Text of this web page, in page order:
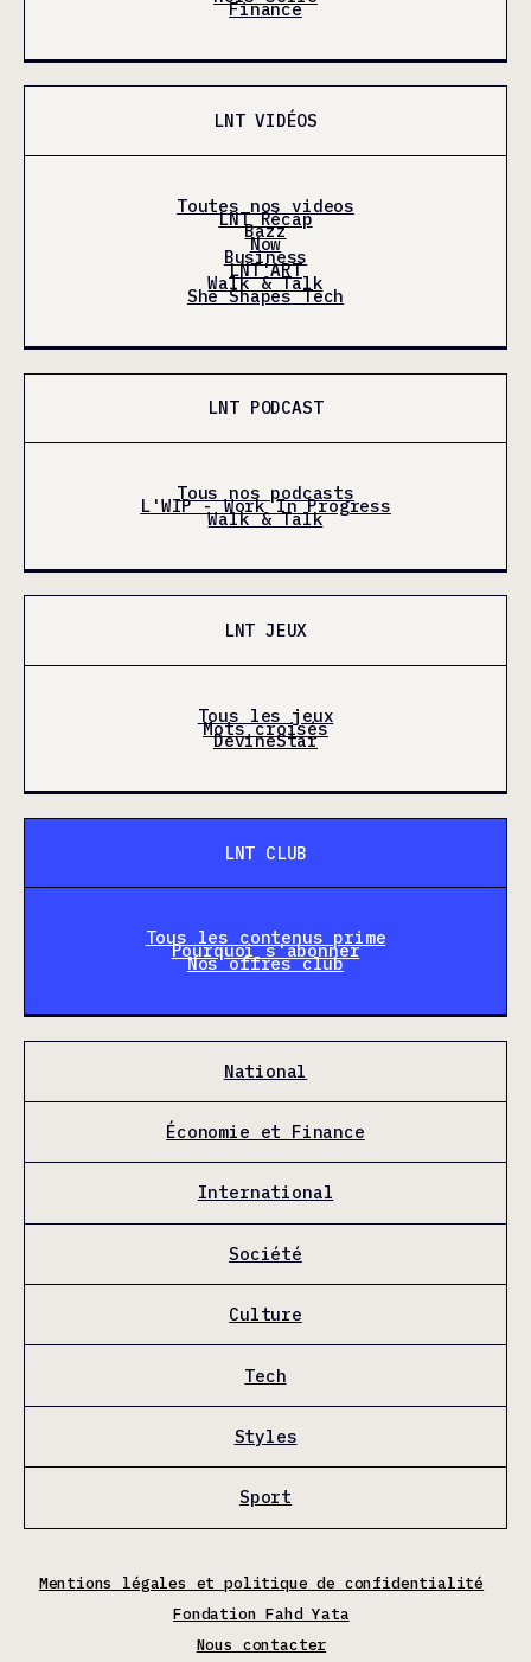
Finance
LNT VIDÉOS
Toutes nos videos
LNT Récap
Bazz
Now
Business
LNT'ART
Walk & Talk
She Shapes Tech
LNT PODCAST
Tous nos podcasts
L'WIP - Work In Progress
Walk & Talk
LNT JEUX
Tous les jeux
Mots croisés
DevineStar
LNT CLUB
Tous les contenus prime
Pourquoi s'abonner
Nos offres club
National
Économie et Finance
International
Société
Culture
Tech
Styles
Sport
Mentions légales et politique de confidentialité
Fondation Fahd Yata
Nous contacter